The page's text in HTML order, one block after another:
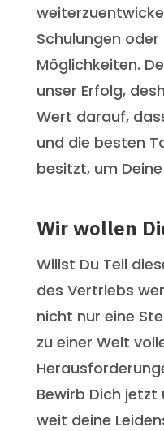
Schulungen
Möglichkeiten.
unser Erfolg,
Wert darauf,
und die besten
besitzt, um
Wir wollen
Willst Du Teil
des Vertriebs
nicht nur eine
zu einer Welt
Bewirb Dich
weit deine